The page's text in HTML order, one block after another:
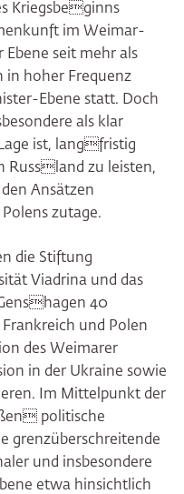
Kriegsbeginns
im Weimar-
seit mehr als
in hoher Frequenz
Ebene statt. Doch
als klar
ist, langfristig
Russland zu leisten,
Ansätzen
zutage.
die Stiftung
Viadrina und das
40
und Polen
des Weimarer
in der Ukraine sowie
Im Mittelpunkt der
politische
grenzüberschreitende
und insbesondere
etwa hinsichtlich